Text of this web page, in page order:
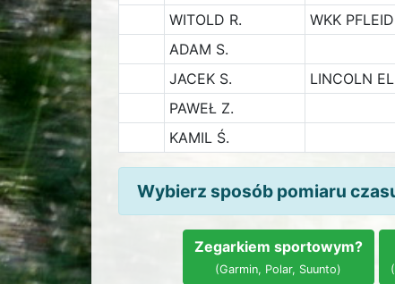
WITOLD R.
WKK
ADAM S.
JACEK S.
LINCOLN
PAWEŁ Z.
KAMIL Ś.
Wybierz sposób pomiaru
Zegarkiem sportowym?
(Garmin, Polar, Suunto)